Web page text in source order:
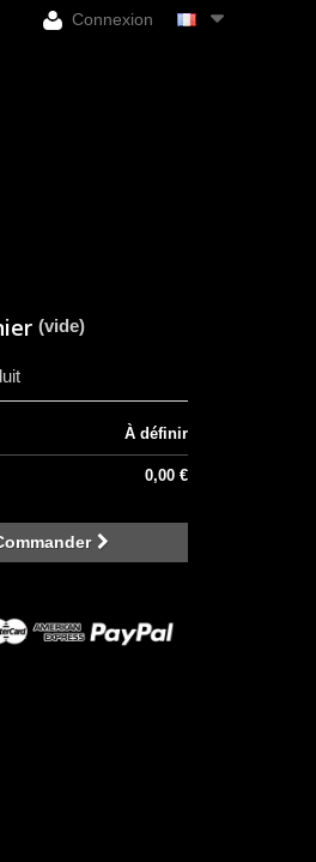
Connexion
(vide)
À définir
0,00 €